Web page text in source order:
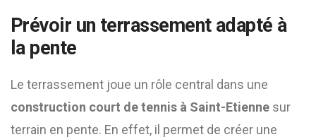
Prévoir un terrassement adapté à
la pente
Le terrassement joue un rôle central dans une
construction court de tennis à Saint-Etienne sur
terrain en pente. En effet, il permet de créer une